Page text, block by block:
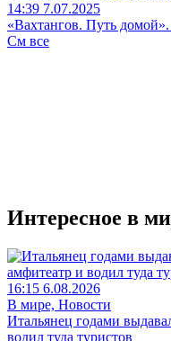
14:39 7.07.2025
«Вахтангов. Путь
См все
Интересное в
16:15 6.08.2026
В мире, Новости
Итальянец годами
водил туда туристов